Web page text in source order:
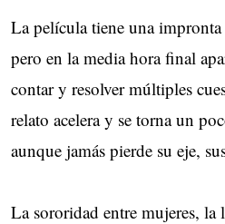
La película tiene una
pero en la media hora final
contar y resolver múltiples
relato acelera y se torna un
aunque jamás pierde su eje,
La sororidad entre mujeres, la